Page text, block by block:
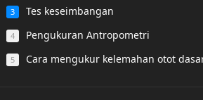
3 Tes keseimbangan
4 Pengukuran Antropometri
5 Cara mengukur kelemahan otot